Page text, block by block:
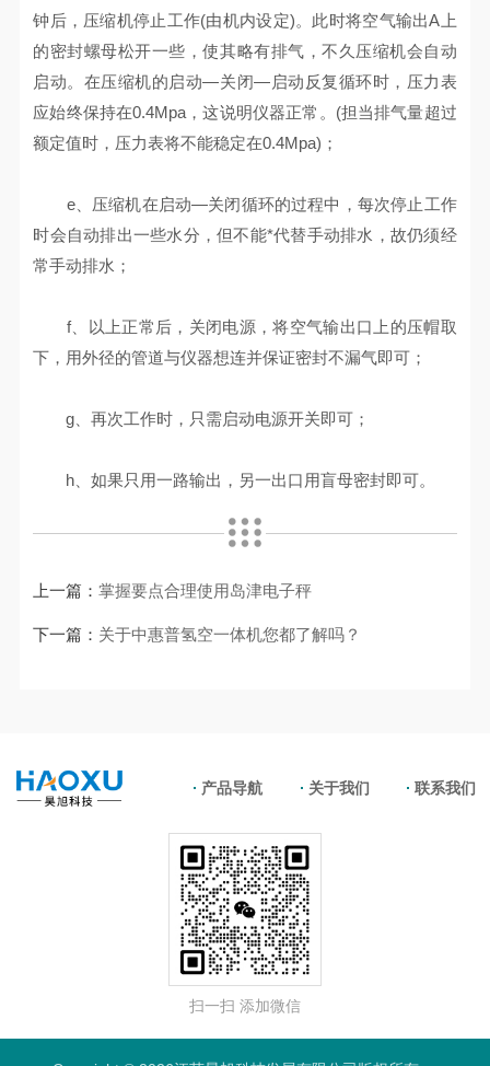
钟后，压缩机停止工作(由机内设定)。此时将空气输出A上
的密封螺母松开一些，使其略有排气，不久压缩机会自动
启动。在压缩机的启动—关闭—启动反复循环时，压力表
应始终保持在0.4Mpa，这说明仪器正常。(担当排气量超过
额定值时，压力表将不能稳定在0.4Mpa)；
e、压缩机在启动—关闭循环的过程中，每次停止工作
时会自动排出一些水分，但不能*代替手动排水，故仍须经
常手动排水；
f、以上正常后，关闭电源，将空气输出口上的压帽取
下，用外径的管道与仪器想连并保证密封不漏气即可；
g、再次工作时，只需启动电源开关即可；
h、如果只用一路输出，另一出口用盲母密封即可。
上一篇：掌握要点合理使用岛津电子秤
下一篇： 关于中惠普氢空一体机您都了解吗？
产品导航 关于我们 联系我们
扫一扫 添加微信